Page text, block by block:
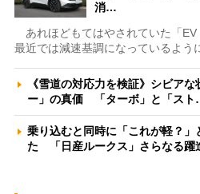
消…
あれほどもてはやされていた「EV
最近では減速基調になっているよう
《雪道の対応力を検証》シビア
ー」の真価 「ターボ」と「ス
乗り込むと同時に「これが軽？」
た 「日産ルークス」さらなる